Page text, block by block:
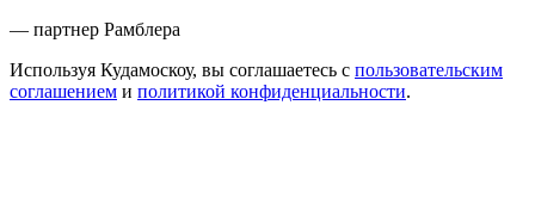
— партнер Рамблера
Используя Кудамоскоу, вы соглашаетесь с пользовательским
соглашением и политикой конфиденциальности.